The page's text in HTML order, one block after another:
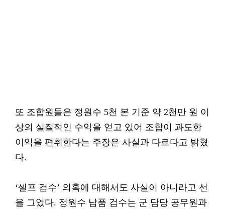
또 조합원들은 정원수 5천 본 기준 약 2천만 원 이
상의 실질적인 수익을 얻고 있어 조합이 과도한
이익을 편취한다는 주장은 사실과 다르다고 밝혔
다.
‘셀프 검수’ 의혹에 대해서도 사실이 아니라고 선
을 그었다. 정원수 납품 검수는 군 담당 공무원과